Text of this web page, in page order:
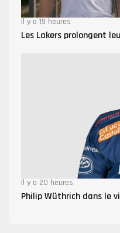
Il y a 19 heures
Les Lakers prolongent
Il y a 20 heures
Philip Wüthrich dans le